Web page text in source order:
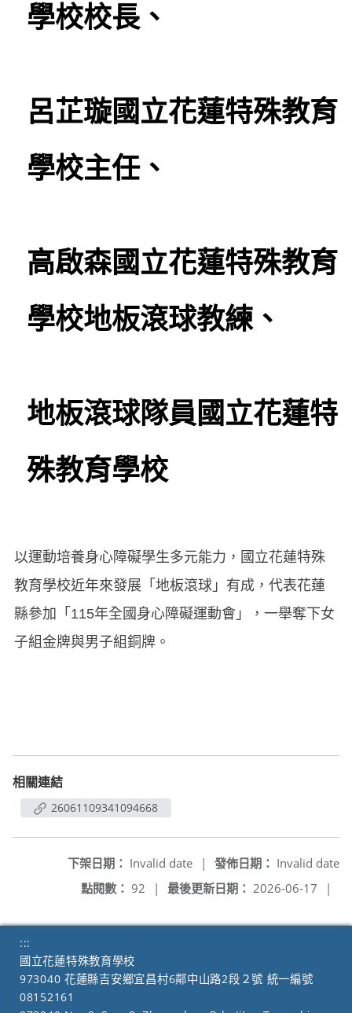
學校校長、
呂芷璇國立花蓮特殊教育
學校主任、
高啟森國立花蓮特殊教育
學校地板滾球教練、
地板滾球隊員國立花蓮特
殊教育學校
以運動培養身心障礙學生多元能力，國立花蓮特殊
教育學校近年來發展「地板滾球」有成，代表花蓮
縣參加「115年全國身心障礙運動會」，一舉奪下女
子組金牌與男子組銅牌。
相關連結
26061109341094668
發佈日期： Invalid date
下架日期： Invalid date
|
最後更新日期： 2026-06-17 |
點閱數： 92 |
:::
國立花蓮特殊教育學校
973040 花蓮縣吉安鄉宜昌村6鄰中山路2段２號 統一編號
08152161